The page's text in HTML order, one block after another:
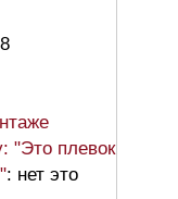
"Это плевок
: нет это